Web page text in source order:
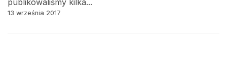
publikowaliśmy kilka...
13 września 2017